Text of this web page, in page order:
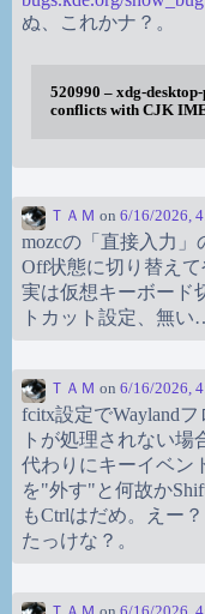
ぬ、これかナ？。
520990 – xdg-
conflicts with CJK
ＴＡＭ on 6/16/2026,
mozcの「直接入力
Off状態に切り替え
実は仮想キーボード
トカット設定、無
ＴＡＭ on 6/16/2026,
fcitx設定でWayland
トが処理されない場
代わりにキーイベン
を"外す"と何故か
もCtrlはだめ。えー
たっけな？。